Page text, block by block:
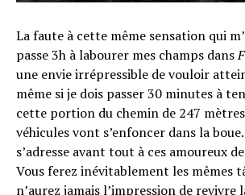
La faute à cette même sensation qui
passe 3h à labourer mes champs dans
une envie irrépressible de vouloir
même si je dois passer 30 minutes à
cette portion du chemin de 247
véhicules vont s’enfoncer dans la boue.
s’adresse avant tout à ces amoureux
Vous ferez inévitablement les mêmes
n’aurez jamais l’impression de